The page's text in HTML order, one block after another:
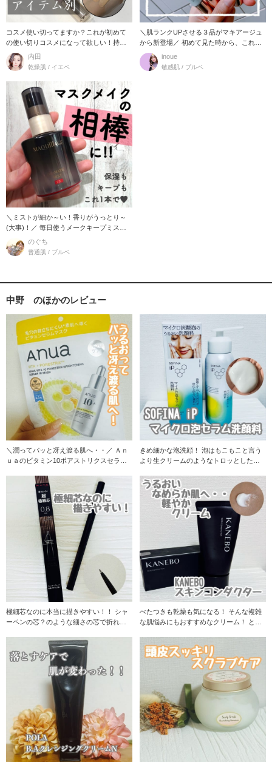
コスメ使い切ってますか？これが初めて
の使い切りコスメになって欲しい！持ち
運びに便利なミニサ
内田
乾燥肌 / イエベ
＼肌ランクUPさせる３品がマキアージュ
から新登場／ 初めて見た時から、これ
は！！
inoue
敏感肌 / ブルベ
＼ミストが細か～い！香りがうっとり～
(大事)！／ 毎日使うメークキープミス
のぐち
普通肌 / ブルベ
中野 のほかのレビュー
＼潤ってパッと冴え渡る肌へ・・／ Ａｎ
ｕａのビタミン10ポアストリクスセラム
きめ細かな泡洗顔！ 泡はもこもこと言う
より生クリームのようなトロッとした
極細芯なのに本当に描きやすい！！ シャ
ーペンの芯？のような細さの芯で折れな
べたつきも乾燥も気になる！ そんな複雑
な肌悩みにもおすすめなクリーム！ とに